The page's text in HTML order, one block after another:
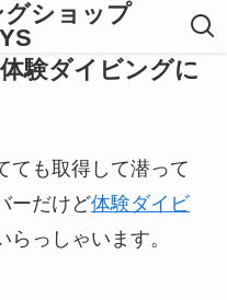
ショップ
験ダイビングに
ても取得して潜って
ーだけど体験ダイビ
っしゃいます。